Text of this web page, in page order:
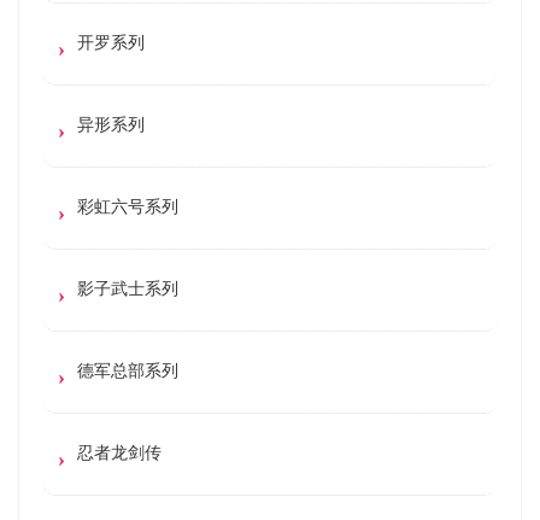
开罗系列
异形系列
彩虹六号系列
影子武士系列
德军总部系列
忍者龙剑传